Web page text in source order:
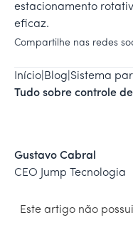
estacionamento
eficaz.
Compartilhe nas redes
Início Blog Sistema
Tudo sobre controle
Gustavo Cabral
CEO Jump Tecnologia
Este artigo não